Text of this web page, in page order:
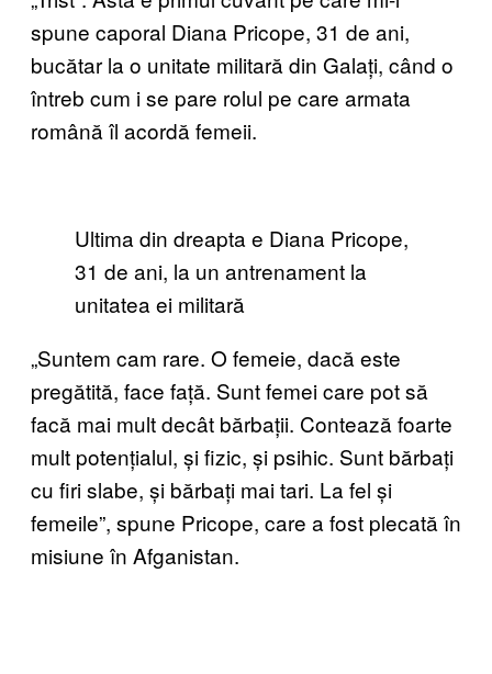
spune caporal Diana Pricope, 31 de ani,
bucătar la o unitate militară din Galați, când o
întreb cum i se pare rolul pe care armata
română îl acordă femeii.
Ultima din dreapta e Diana Pricope,
31 de ani, la un antrenament la
unitatea ei militară
„Suntem cam rare. O femeie, dacă este
pregătită, face față. Sunt femei care pot să
facă mai mult decât bărbații. Contează foarte
mult potențialul, și fizic, și psihic. Sunt bărbați
cu firi slabe, și bărbați mai tari. La fel și
femeile”, spune Pricope, care a fost plecată în
misiune în Afganistan.